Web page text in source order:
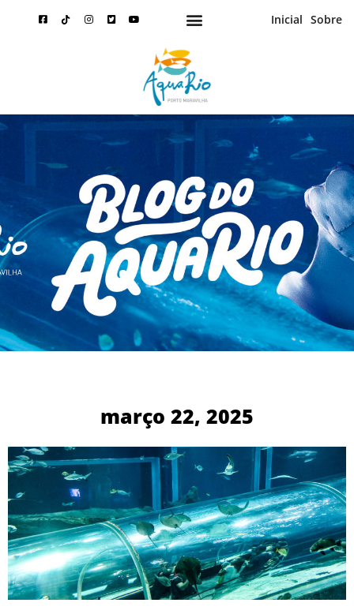
Inicial Sobre
março 22, 2025